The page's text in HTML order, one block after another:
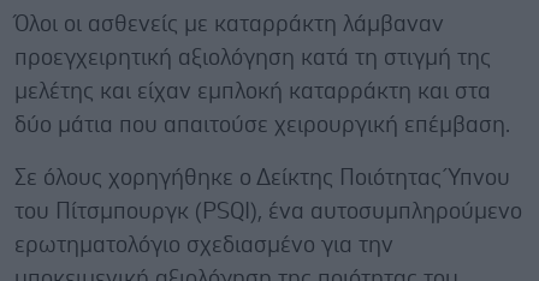
Όλοι οι ασθενείς με καταρράκτη λάμβαναν
προεγχειρητική αξιολόγηση κατά τη στιγμή της
μελέτης και είχαν εμπλοκή καταρράκτη και στα
δύο μάτια που απαιτούσε χειρουργική επέμβαση.
Σε όλους χορηγήθηκε ο Δείκτης Ποιότητας Ύπνου
του Πίτσμπουργκ (PSQI), ένα αυτοσυμπληρούμενο
ερωτηματολόγιο σχεδιασμένο για την